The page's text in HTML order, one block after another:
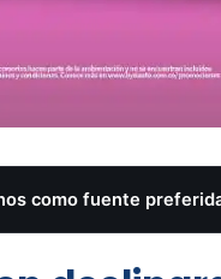
como fuente